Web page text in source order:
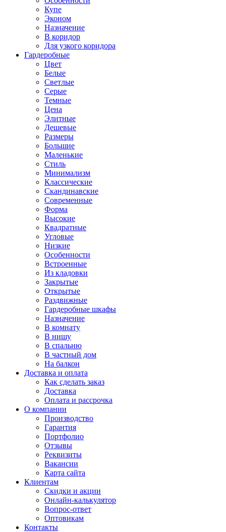
Купе
Эконом
Назначение
В коридор
Для узкого коридора
Гардеробные
Цвет
Белые
Светлые
Серые
Темные
Цена
Элитные
Дешевые
Размеры
Большие
Маленькие
Стиль
Минимализм
Классические
Скандинавские
Современные
Форма
Высокие
Квадратные
Угловые
Низкие
Особенности
Встроенные
Из кладовки
Закрытые
Открытые
Раздвижные
Гардеробные шкафы
Назначение
В комнату
В нишу
В спальню
В частный дом
На балкон
Доставка и оплата
Как сделать заказ
Доставка
Оплата и рассрочка
О компании
Производство
Гарантия
Портфолио
Отзывы
Реквизиты
Вакансии
Карта сайта
Клиентам
Скидки и акции
Онлайн-калькулятор
Вопрос-ответ
Оптовикам
Контакты